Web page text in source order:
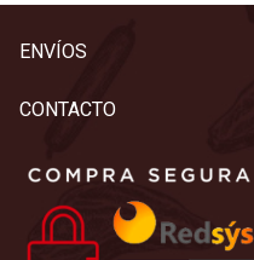
ENVÍOS
CONTACTO